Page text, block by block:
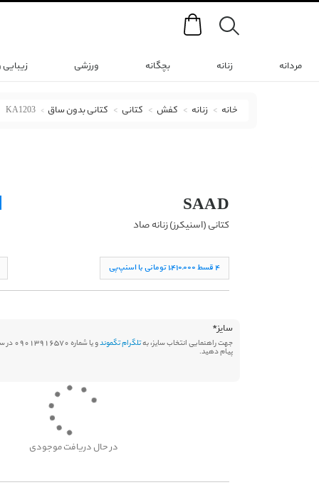
Search
مردانه زنانه بچگانه ورزشی
خانه زنانه کفش کتانی کتانی بدون ساق KA1203
SAAD
کتانی (اسنیکرز) زنانه صاد
۴ قسط ١,۴١۰,۰۰۰ تومانی با اسنپ‌پی
سایز*
جهت راهنمایی انتخاب سایز، بهتلگرام تگموند و یا شماره
پیام دهید.
در حال دریافت موجودی